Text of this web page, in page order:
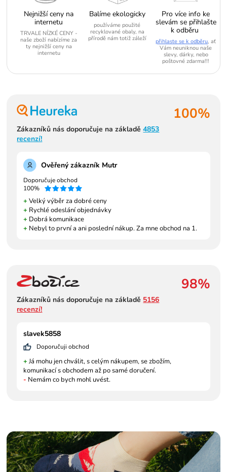
Nejnižší ceny na
internetu
TRVALE NÍZKÉ CENY -
naše zboží nabízíme za
ty nejnižší ceny na
internetu
Balíme ekologicky
používáme použité
recyklované obaly, na
přírodě nám totiž záleží
Pro více info ke
slevám se přihlašte
k odběru
přihlaste se k odběru, ať
Vám neuniknou naše
slevy, dárky, nebo
poštovné zdarma!!!
100%
Zákazníků nás doporučuje na základě4853
recenzí!
Ověřený zákazník Mutr
Doporučuje obchod
100%
+ Velký výběr za dobré ceny
+ Rychlé odeslání objednávky
+ Dobrá komunikace
+ Nebyl to první a ani poslední nákup. Za mne obchod na 1.
98%
Zákazníků nás doporučuje na základě 5156
recenzí!
slavek5858
Doporučuji obchod
+ Já mohu jen chválit, s celým nákupem, se zbožím,
komunikací s obchodem až po samé doručení.
- Nemám co bych mohl uvést.